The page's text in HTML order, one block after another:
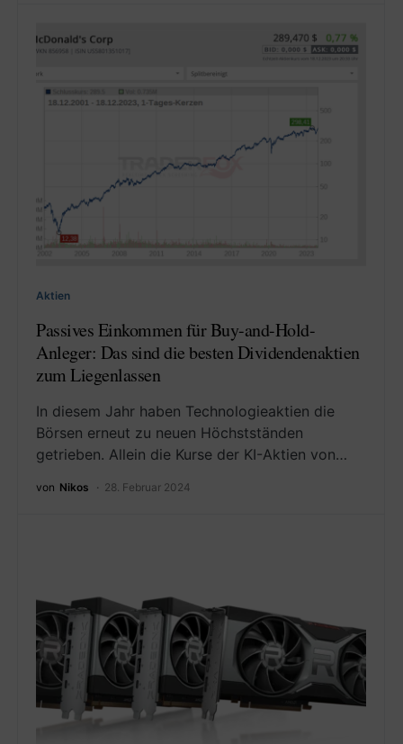
Aktien
Passives Einkommen für Buy-and-Hold-
Anleger: Das sind die besten Dividendenaktien
zum Liegenlassen
In diesem Jahr haben Technologieaktien die
Börsen erneut zu neuen Höchstständen
getrieben. Allein die Kurse der KI-Aktien von…
von Nikos 28. Februar 2024